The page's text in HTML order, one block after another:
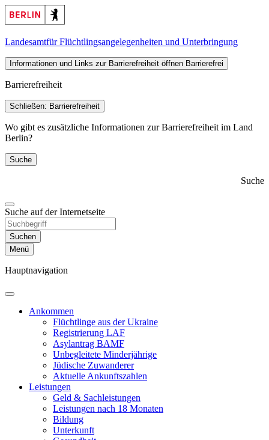
Landesamtfür Flüchtlingsangelegenheiten und Unterbringung
Informationen und Links zur Barrierefreiheit öffnen Barrierefrei
Barrierefreiheit
Schließen: Barrierefreiheit
Wo gibt es zusätzliche Informationen zur Barrierefreiheit im Land
Berlin?
Suche
Suche
Suche auf der Internetseite
Suchen
Menü
Hauptnavigation
Ankommen
Flüchtlinge aus der Ukraine
Registrierung LAF
Asylantrag BAMF
Unbegleitete Minderjährige
Jüdische Zuwanderer
Aktuelle Ankunftszahlen
Leistungen
Geld & Sachleistungen
Leistungen nach 18 Monaten
Bildung
Unterkunft